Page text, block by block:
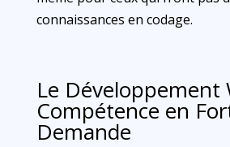
connaissances en codage.
Le Développement
Compétence en
Demande